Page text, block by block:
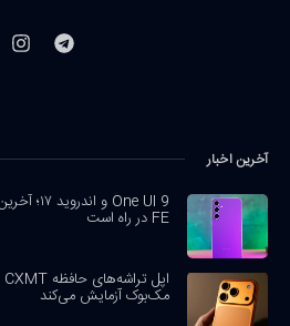
آخرین اخبار
FE در راه است
مک‌بوک آزمایش می‌کند